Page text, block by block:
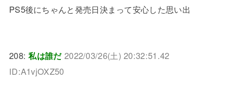
PS5後にちゃんと発売日決まって安心した思い出
208:私は誰だ 2022/03/26(土) 20:32:51.42
ID:A1vjOXZ50